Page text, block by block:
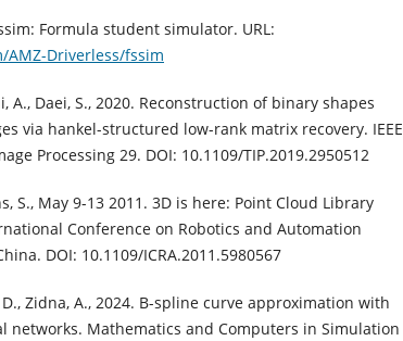
Formula student simulator. URL:
Driverless/fssim
A., Daei, S., 2020. Reconstruction of binary shapes
via hankel-structured low-rank matrix recovery. IEEE
Processing 29. DOI: 10.1109/TIP.2019.2950512
S., May 9-13 2011. 3D is here: Point Cloud Library
Conference on Robotics and Automation
DOI: 10.1109/ICRA.2011.5980567
Zidna, A., 2024. B-spline curve approximation with
networks. Mathematics and Computers in Simulation